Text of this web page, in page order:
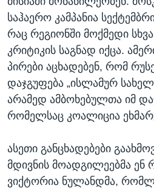
საჰაერო კამპანია
რაც რეგიონში მოქმედი
კრიტიკის საგნად იქცა.
პირები აცხადებენ, რომ
დაჯგუფება „ისლამურ
არამედ ამბოხებულთა იმ
რომელსაც კოალიცია
ასეთი განცხადებები
მდივნის მოადგილეებმა ენ
ვიქტორია ნულანდმა,